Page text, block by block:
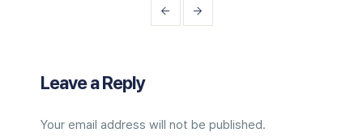
Leave a Reply
Your email address will not be published.